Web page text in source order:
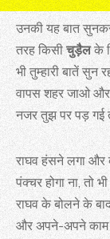
उनकी यह बात
तरह किसीचुड़ैलके
भी तुम्हारी बातें सुन
वापस शहर जाओ
नजर तुझ पर पड़ गई
राघव हंसने लगा और
पंक्चर होगा ना, तो
राघव के बोलने के
और अपने-अपने काम